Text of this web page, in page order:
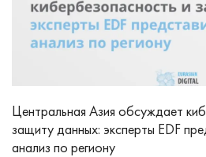
Центральная Азия обсуждает
защиту данных: эксперты EDF
анализ по региону